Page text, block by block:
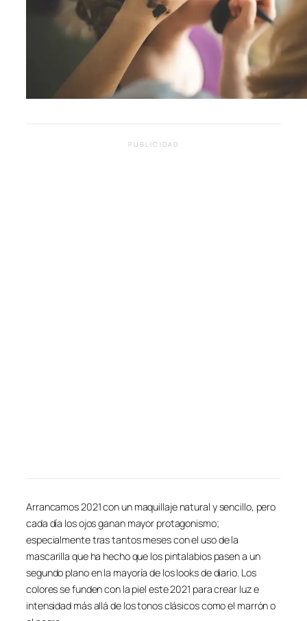
PUBLICIDAD
Arrancamos 2021 con un maquillaje natural y sencillo, pero
cada día los ojos ganan mayor protagonismo;
especialmente tras tantos meses con el uso de la
mascarilla que ha hecho que los pintalabios pasen a un
segundo plano en la mayoría de los looks de diario. Los
colores se funden con la piel este 2021 para crear luz e
intensidad más allá de los tonos clásicos como el marrón o